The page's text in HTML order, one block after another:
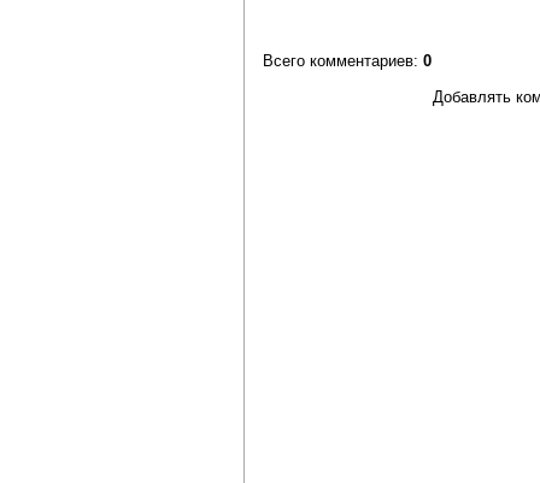
Всего комментариев: 0
Добавлять